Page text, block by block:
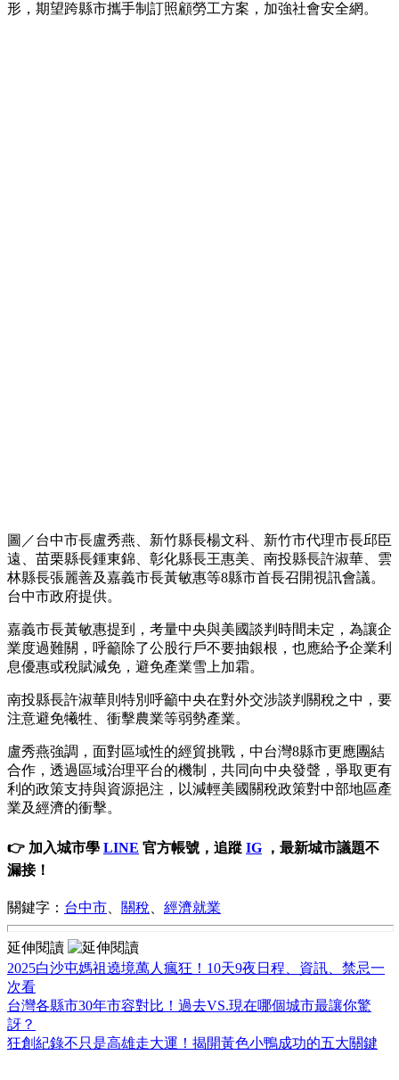
形，期望跨縣市攜手制訂照顧勞工方案，加強社會安全網。
圖／台中市長盧秀燕、新竹縣長楊文科、新竹市代理市長邱臣
遠、苗栗縣長鍾東錦、彰化縣長王惠美、南投縣長許淑華、雲
林縣長張麗善及嘉義市長黃敏惠等8縣市首長召開視訊會議。
台中市政府提供。
嘉義市長黃敏惠提到，考量中央與美國談判時間未定，為讓企
業度過難關，呼籲除了公股行戶不要抽銀根，也應給予企業利
息優惠或稅賦減免，避免產業雪上加霜。
南投縣長許淑華則特別呼籲中央在對外交涉談判關稅之中，要
注意避免犧牲、衝擊農業等弱勢產業。
盧秀燕強調，面對區域性的經貿挑戰，中台灣8縣市更應團結
合作，透過區域治理平台的機制，共同向中央發聲，爭取更有
利的政策支持與資源挹注，以減輕美國關稅政策對中部地區產
業及經濟的衝擊。
👉 加入城市學 LINE 官方帳號，追蹤 IG ，最新城市議題不
漏接！
關鍵字： 台中市 關稅 經濟就業
延伸閱讀
2025白沙屯媽祖遶境萬人瘋狂！10天9夜日程、資訊、禁忌一
次看
台灣各縣市30年市容對比！過去VS.現在哪個城市最讓你驚
訝？
狂創紀錄不只是高雄走大運！揭開黃色小鴨成功的五大關鍵